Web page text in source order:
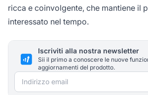
ricca e coinvolgente, che mantiene il
interessato nel tempo.
Iscriviti alla nostra newsletter
Sii il primo a conoscere le nuove
aggiornamenti del prodotto.
Indirizzo email